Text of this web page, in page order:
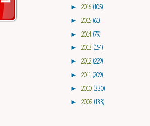
► 2016 (105)
► 2015 (61)
► 2014 (79)
► 2013 (154)
► 2012 (229)
► 2011 (209)
► 2010 (330)
► 2009 (133)